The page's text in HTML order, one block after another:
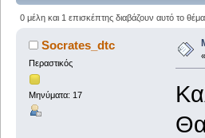
0 μέλη και 1 επισκέπτης διαβάζουν αυτό το θέμα.
Socrates_dtc
Περαστικός
Μηνύματα: 17
«